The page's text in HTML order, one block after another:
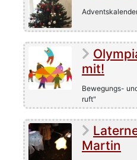
mit!
Bewegungs-
ruft"
Martin